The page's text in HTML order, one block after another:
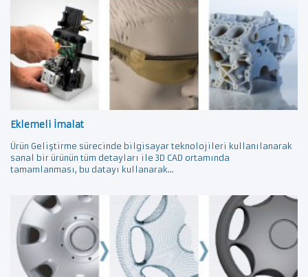
Eklemeli İmalat
Ürün Geliştirme sürecinde bilgisayar teknolojileri kullanılanarak
sanal bir ürünün tüm detayları ile 3D CAD ortamında
tamamlanması, bu datayı kullanarak...